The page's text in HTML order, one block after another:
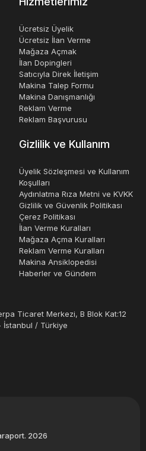
Ücretsiz Üyelik
Ücretsiz İlan Verme
Mağaza Açmak
İlan Dopingleri
Satıcıyla Direk İletişim
Makina Talep Formu
Makina Danışmanlığı
Reklam Verme
Reklam Başvurusu
Gizlilik ve Kullanım
Üyelik Sözleşmesi ve Kullanım
Koşulları
Aydınlatma Rıza Metni ve KVKK
Gizlilik ve Güvenlik Politikası
Çerez Politikası
İlan Verme Kuralları
Mağaza Açma Kuralları
Reklam Verme Kuralları
Makina Ansiklopedisi
Haberler ve Gündem
Ticaret Merkezi, B Blok Kat:12
İstanbul / Türkiye
2026